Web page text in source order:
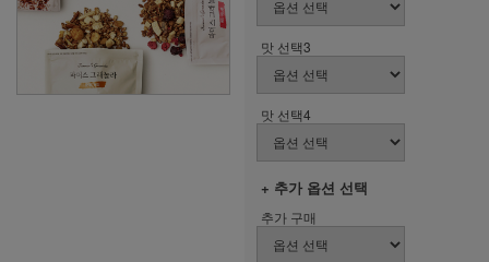
맛 선택3
맛 선택4
+ 추가 옵션 선택
추가 구매